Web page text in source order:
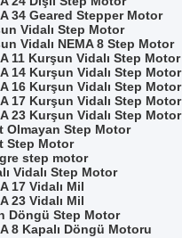
34 Geared Stepper Motor
Vidalı Step Motor
Vidalı NEMA 8 Step Motor
11 Kurşun Vidalı Step Motor
14 Kurşun Vidalı Step Motor
16 Kurşun Vidalı Step Motor
17 Kurşun Vidalı Step Motor
23 Kurşun Vidalı Step Motor
Olmayan Step Motor
Step Motor
step motor
Vidalı Step Motor
17 Vidalı Mil
23 Vidalı Mil
Döngü Step Motor
8 Kapalı Döngü Motoru